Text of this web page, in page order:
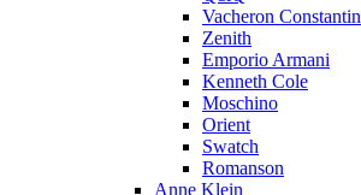
Vacheron Constantin
Zenith
Emporio Armani
Kenneth Cole
Moschino
Orient
Swatch
Romanson
Anne Klein